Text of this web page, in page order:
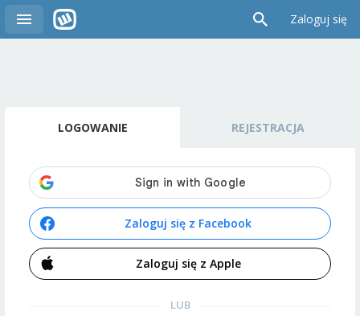
Zaloguj się
LOGOWANIE REJESTRACJA
Zaloguj się z Facebook
Zaloguj się z Apple
LUB